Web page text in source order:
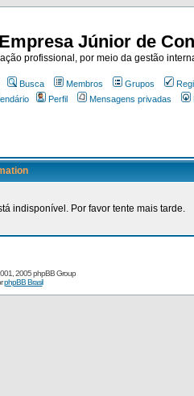
Júnior de
profissional, por meio da gestão
Busca Membros Grupos
Perfil Mensagens privadas
indisponível. Por favor tente mais tarde.
2005 phpBB Group
phpBB Brasil